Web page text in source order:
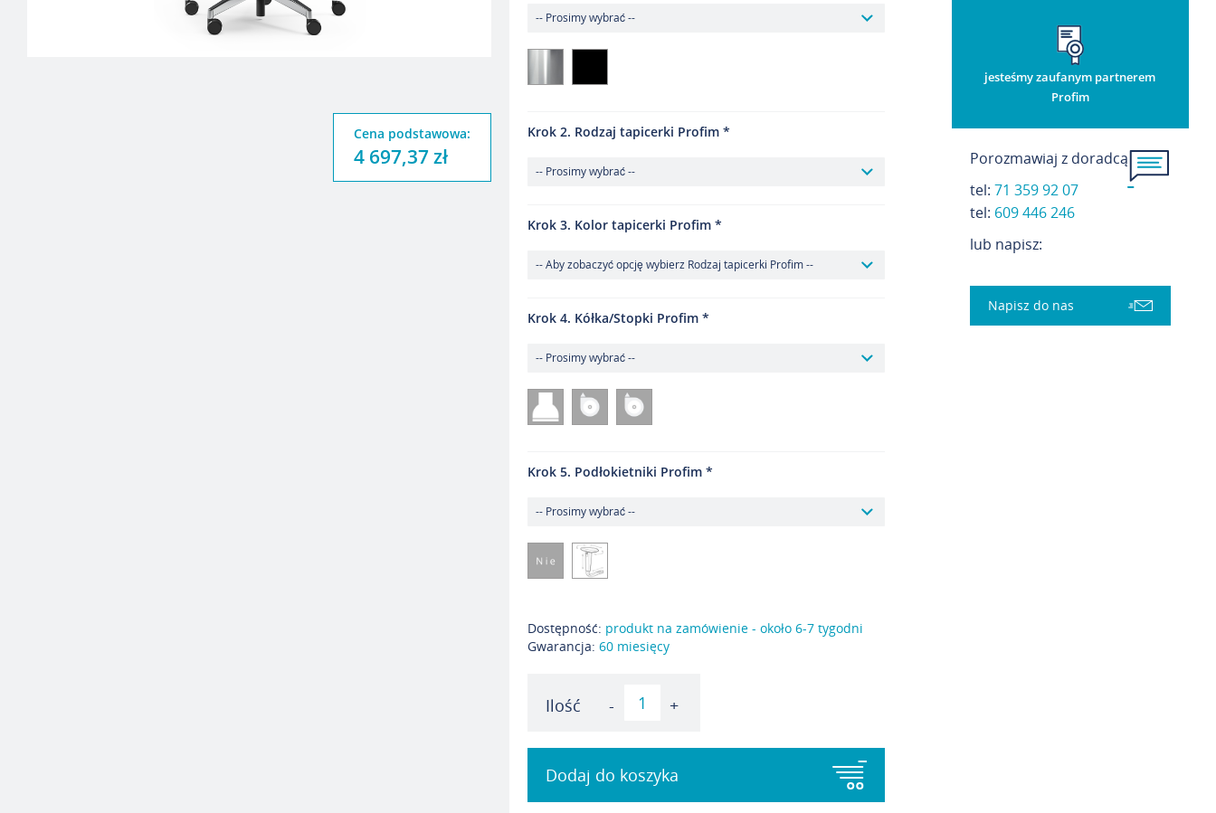
Cena podstawowa:
4 697,37 zł
Krok 2. Rodzaj tapicerki Profim
Krok 3. Kolor tapicerki Profim
Krok 4. Kółka/Stopki Profim
Krok 5. Podłokietniki Profim
Dostępność: produkt na zamówienie - około 6-7 tygodni
Gwarancja:60 miesięcy
Ilość - +
Dodaj do koszyka
jesteśmy zaufanym partnerem
Profim
Porozmawiaj z doradcą
tel: 71 359 92 07
tel: 609 446 246
lub napisz:
Napisz do nas